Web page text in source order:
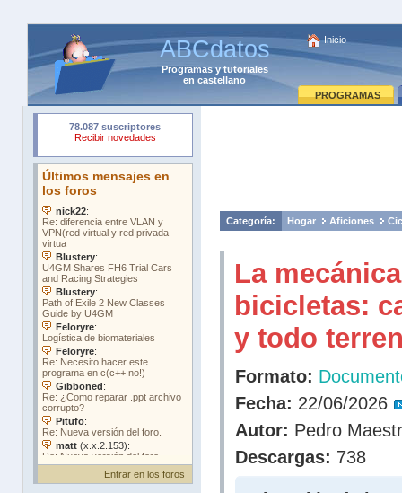
ABCdatos
Programasytutoriales
en castellano
Inicio
PROGRAMAS
Entrar en los foros
Categoría: Hogar Aficiones
La
bicicletas:
y todo
Formato:
Fecha: 22/06/2026
Autor: Pedro
Descargas: 738